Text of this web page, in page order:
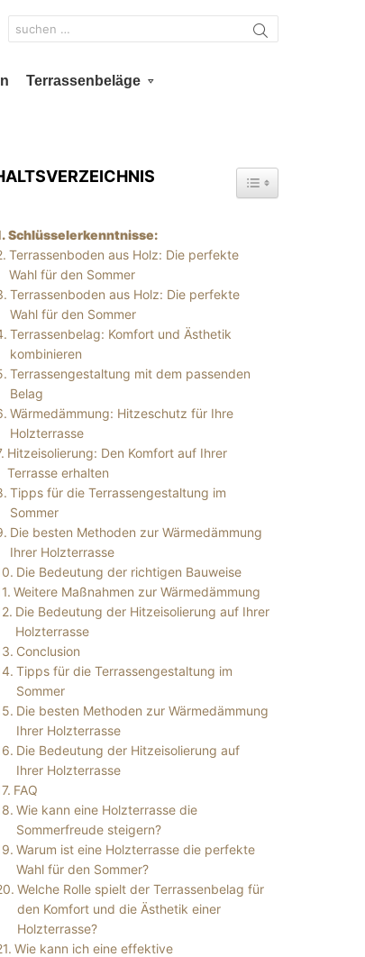
Search
for:
Terrassenbeläge
TOGGLE TABLE OF
Schlüsselerkenntnisse:
Terrassenboden aus Holz: Die perfekte
Wahl für den Sommer
Terrassenboden aus Holz: Die perfekte
Wahl für den Sommer
Terrassenbelag: Komfort und Ästhetik
kombinieren
Terrassengestaltung mit dem passenden
Belag
Wärmedämmung: Hitzeschutz für Ihre
Holzterrasse
Hitzeisolierung: Den Komfort auf Ihrer
Terrasse erhalten
Tipps für die Terrassengestaltung im
Sommer
Die besten Methoden zur Wärmedämmung
Ihrer Holzterrasse
Die Bedeutung der richtigen Bauweise
Weitere Maßnahmen zur Wärmedämmung
Die Bedeutung der Hitzeisolierung auf Ihrer
Holzterrasse
Conclusion
Tipps für die Terrassengestaltung im
Sommer
Die besten Methoden zur Wärmedämmung
Ihrer Holzterrasse
Die Bedeutung der Hitzeisolierung auf
Ihrer Holzterrasse
FAQ
Wie kann eine Holzterrasse die
Sommerfreude steigern?
Warum ist eine Holzterrasse die perfekte
Wahl für den Sommer?
Welche Rolle spielt der Terrassenbelag für
den Komfort und die Ästhetik einer
Holzterrasse?
Wie kann ich eine effektive